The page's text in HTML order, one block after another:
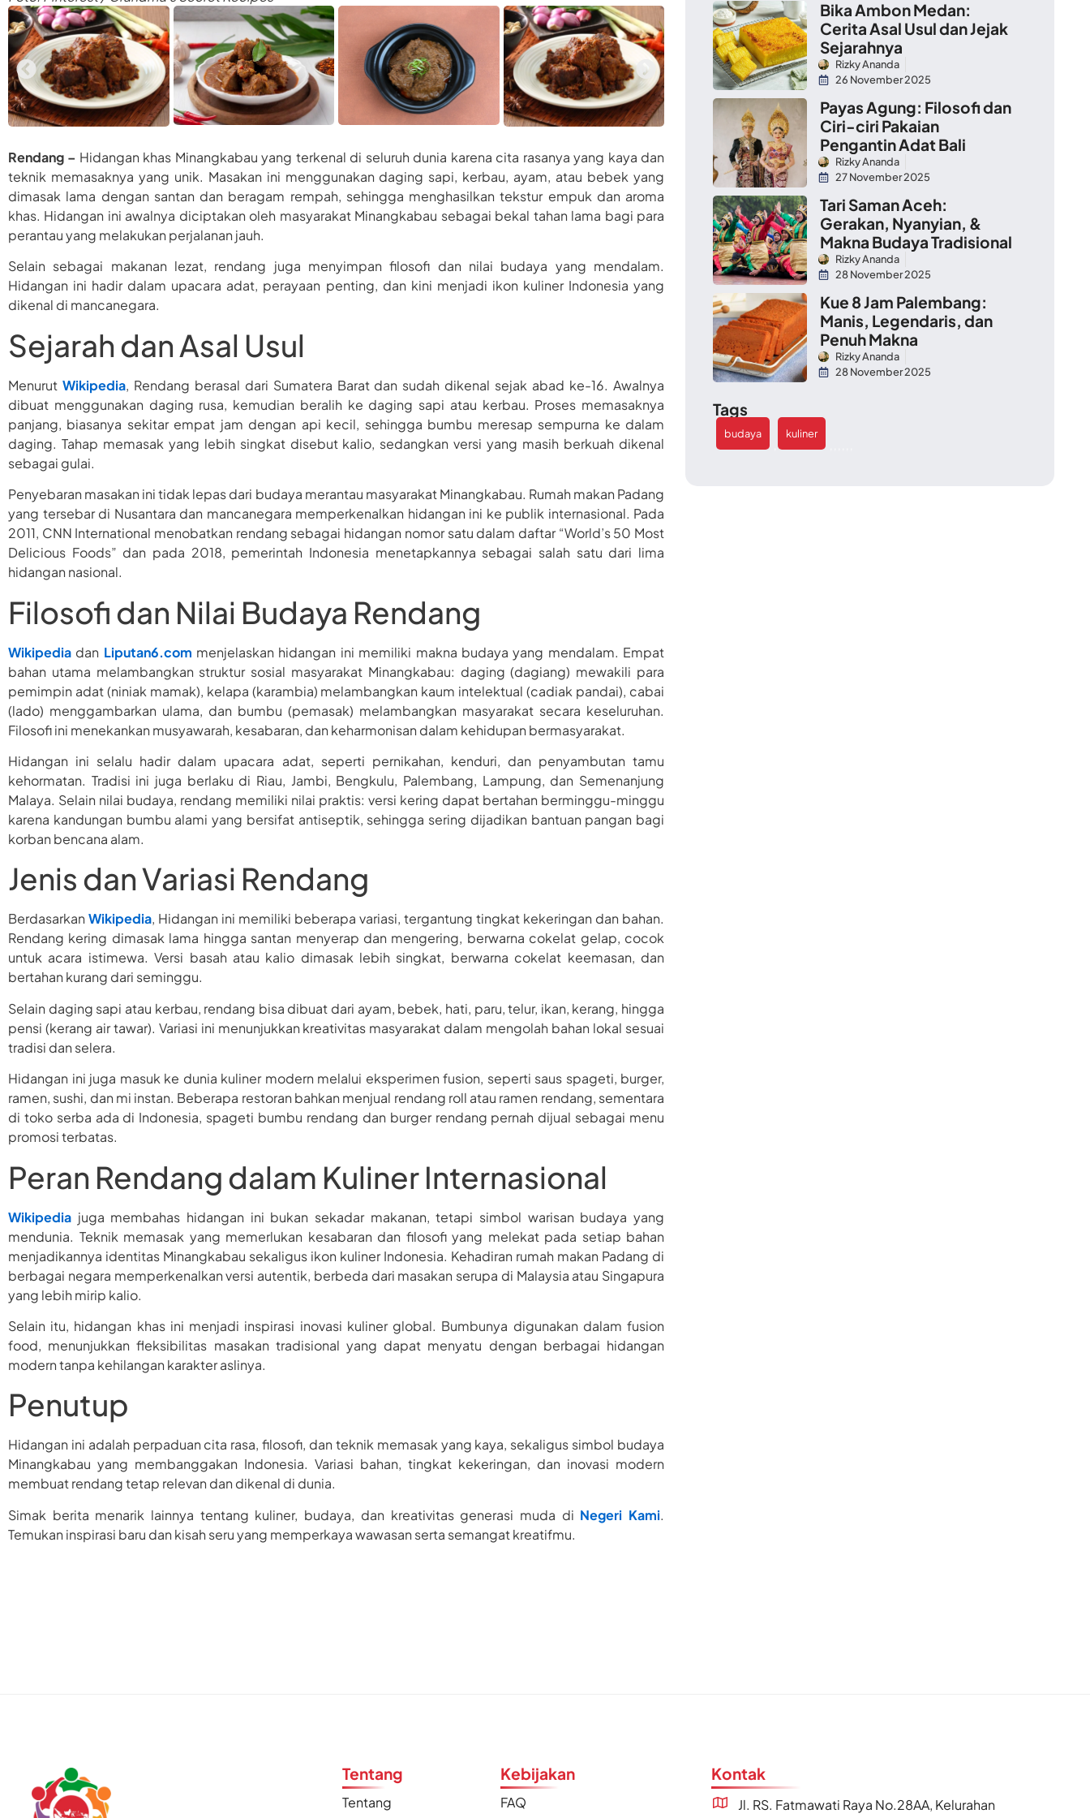
Rendang – Hidangan khas Minangkabau yang terkenal di seluruh dunia karena cita rasanya yang kaya dan
teknik memasaknya yang unik. Masakan ini menggunakan daging sapi, kerbau, ayam, atau bebek yang
dimasak lama dengan santan dan beragam rempah, sehingga menghasilkan tekstur empuk dan aroma
khas. Hidangan ini awalnya diciptakan oleh masyarakat Minangkabau sebagai bekal tahan lama bagi para
perantau yang melakukan perjalanan jauh.
Selain sebagai makanan lezat, rendang juga menyimpan filosofi dan nilai budaya yang mendalam.
Hidangan ini hadir dalam upacara adat, perayaan penting, dan kini menjadi ikon kuliner Indonesia yang
dikenal di mancanegara.
Sejarah dan Asal Usul
Menurut Wikipedia, Rendang berasal dari Sumatera Barat dan sudah dikenal sejak abad ke-16. Awalnya
dibuat menggunakan daging rusa, kemudian beralih ke daging sapi atau kerbau. Proses memasaknya
panjang, biasanya sekitar empat jam dengan api kecil, sehingga bumbu meresap sempurna ke dalam
daging. Tahap memasak yang lebih singkat disebut kalio, sedangkan versi yang masih berkuah dikenal
sebagai gulai.
Penyebaran masakan ini tidak lepas dari budaya merantau masyarakat Minangkabau. Rumah makan Padang
yang tersebar di Nusantara dan mancanegara memperkenalkan hidangan ini ke publik internasional. Pada
2011, CNN International menobatkan rendang sebagai hidangan nomor satu dalam daftar “World’s 50 Most
Delicious Foods” dan pada 2018, pemerintah Indonesia menetapkannya sebagai salah satu dari lima
hidangan nasional.
Filosofi dan Nilai Budaya Rendang
Wikipedia dan Liputan6.com menjelaskan hidangan ini memiliki makna budaya yang mendalam. Empat
bahan utama melambangkan struktur sosial masyarakat Minangkabau: daging (dagiang) mewakili para
pemimpin adat (niniak mamak), kelapa (karambia) melambangkan kaum intelektual (cadiak pandai), cabai
(lado) menggambarkan ulama, dan bumbu (pemasak) melambangkan masyarakat secara keseluruhan.
Filosofi ini menekankan musyawarah, kesabaran, dan keharmonisan dalam kehidupan bermasyarakat.
Hidangan ini selalu hadir dalam upacara adat, seperti pernikahan, kenduri, dan penyambutan tamu
kehormatan. Tradisi ini juga berlaku di Riau, Jambi, Bengkulu, Palembang, Lampung, dan Semenanjung
Malaya. Selain nilai budaya, rendang memiliki nilai praktis: versi kering dapat bertahan berminggu-minggu
karena kandungan bumbu alami yang bersifat antiseptik, sehingga sering dijadikan bantuan pangan bagi
korban bencana alam.
Jenis dan Variasi Rendang
Berdasarkan Wikipedia, Hidangan ini memiliki beberapa variasi, tergantung tingkat kekeringan dan bahan.
Rendang kering dimasak lama hingga santan menyerap dan mengering, berwarna cokelat gelap, cocok
untuk acara istimewa. Versi basah atau kalio dimasak lebih singkat, berwarna cokelat keemasan, dan
bertahan kurang dari seminggu.
Selain daging sapi atau kerbau, rendang bisa dibuat dari ayam, bebek, hati, paru, telur, ikan, kerang, hingga
pensi (kerang air tawar). Variasi ini menunjukkan kreativitas masyarakat dalam mengolah bahan lokal sesuai
tradisi dan selera.
Hidangan ini juga masuk ke dunia kuliner modern melalui eksperimen fusion, seperti saus spageti, burger,
ramen, sushi, dan mi instan. Beberapa restoran bahkan menjual rendang roll atau ramen rendang, sementara
di toko serba ada di Indonesia, spageti bumbu rendang dan burger rendang pernah dijual sebagai menu
promosi terbatas.
Peran Rendang dalam Kuliner Internasional
Wikipedia juga membahas hidangan ini bukan sekadar makanan, tetapi simbol warisan budaya yang
mendunia. Teknik memasak yang memerlukan kesabaran dan filosofi yang melekat pada setiap bahan
menjadikannya identitas Minangkabau sekaligus ikon kuliner Indonesia. Kehadiran rumah makan Padang di
berbagai negara memperkenalkan versi autentik, berbeda dari masakan serupa di Malaysia atau Singapura
yang lebih mirip kalio.
Selain itu, hidangan khas ini menjadi inspirasi inovasi kuliner global. Bumbunya digunakan dalam fusion
food, menunjukkan fleksibilitas masakan tradisional yang dapat menyatu dengan berbagai hidangan
modern tanpa kehilangan karakter aslinya.
Penutup
Hidangan ini adalah perpaduan cita rasa, filosofi, dan teknik memasak yang kaya, sekaligus simbol budaya
Minangkabau yang membanggakan Indonesia. Variasi bahan, tingkat kekeringan, dan inovasi modern
membuat rendang tetap relevan dan dikenal di dunia.
Simak berita menarik lainnya tentang kuliner, budaya, dan kreativitas generasi muda di Negeri Kami.
Temukan inspirasi baru dan kisah seru yang memperkaya wawasan serta semangat kreatifmu.
Bika Ambon Medan:
Cerita Asal Usul dan Jejak
Sejarahnya
Rizky Ananda
26 November 2025
Payas Agung: Filosofi dan
Ciri-ciri Pakaian
Pengantin Adat Bali
Rizky Ananda
27 November 2025
Tari Saman Aceh:
Gerakan, Nyanyian, &
Makna Budaya Tradisional
Rizky Ananda
28 November 2025
Kue 8 Jam Palembang:
Manis, Legendaris, dan
Penuh Makna
Rizky Ananda
28 November 2025
Tags
budaya
kuliner
Tentang
Tentang
Kebijakan
FAQ
Kontak
Jl. RS. Fatmawati Raya No.28AA, Kelurahan